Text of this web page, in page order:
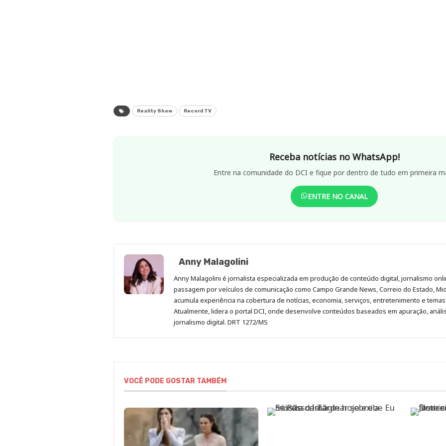
Reality Show Record TV
Receba notícias no WhatsApp!
Entre na comunidade do DCI e fique por dentro de tudo em primeira
ENTRE NO CANAL
Anny Malagolini
Anny Malagolini é jornalista especializada em produção de conteúdo digital, jornalismo
passagem por veículos de comunicação como Campo Grande News, Correio do Estado,
acumula experiência na cobertura de notícias, economia, serviços, entretenimento e
Atualmente, lidera o portal DCI, onde desenvolve conteúdos baseados em apuração,
jornalismo digital. DRT 1272/MS
VOCÊ PODE GOSTAR TAMBÉM